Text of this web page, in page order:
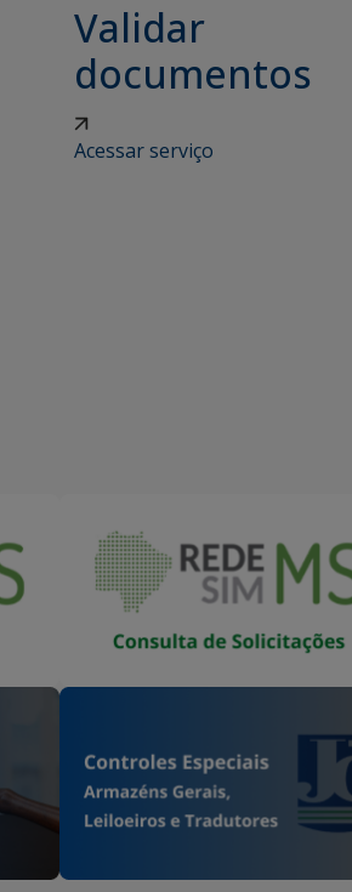
Validar
documentos
Acessar serviço